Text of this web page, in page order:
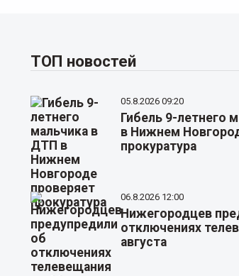
ТОП новостей
05.8.2026 09:20
Гибель 9-летнего
в Нижнем
прокуратура
06.8.2026 12:00
Нижегородцев
отключениях
августа